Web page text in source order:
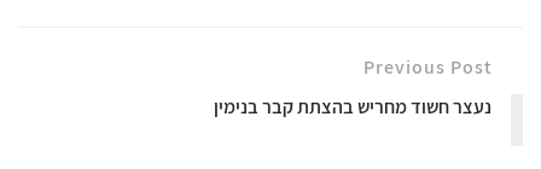
Previous Post
נעצר חשוד מחריש בהצתת קבר בנימין